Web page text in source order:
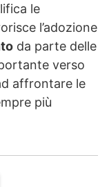
le
l’adozione
da parte delle
verso
affrontare le
più